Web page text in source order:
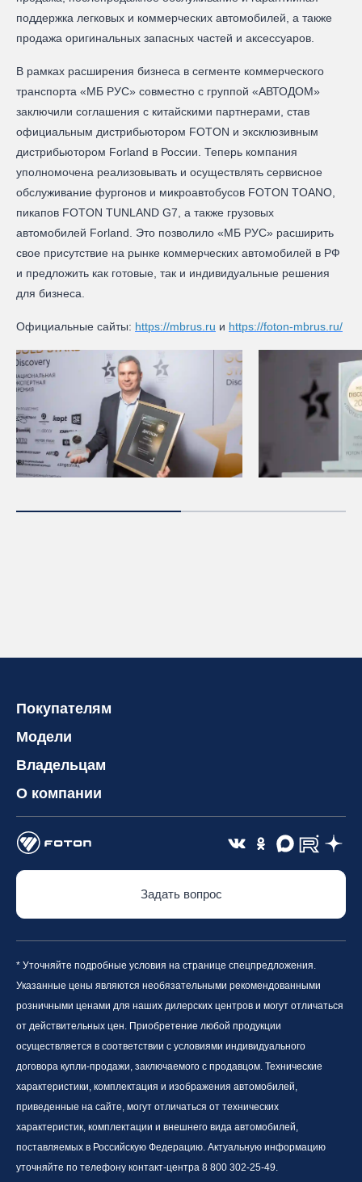
поддержка легковых и коммерческих автомобилей, а также
продажа оригинальных запасных частей и аксессуаров.
В рамках расширения бизнеса в сегменте коммерческого
транспорта «МБ РУС» совместно с группой «АВТОДОМ»
заключили соглашения с китайскими партнерами, став
официальным дистрибьютором FOTON и эксклюзивным
дистрибьютором Forland в России. Теперь компания
уполномочена реализовывать и осуществлять сервисное
обслуживание фургонов и микроавтобусов FOTON TOANO,
пикапов FOTON TUNLAND G7, а также грузовых
автомобилей Forland. Это позволило «МБ РУС» расширить
свое присутствие на рынке коммерческих автомобилей в РФ
и предложить как готовые, так и индивидуальные решения
для бизнеса.
Официальные сайты: https://mbrus.ru и https://foton-mbrus.ru/
Покупателям
Модели
Владельцам
О компании
Задать вопрос
* Уточняйте подробные условия на странице спецпредложения.
Указанные цены являются необязательными рекомендованными
розничными ценами для наших дилерских центров и могут отличаться
от действительных цен. Приобретение любой продукции
осуществляется в соответствии с условиями индивидуального
договора купли-продажи, заключаемого с продавцом. Технические
характеристики, комплектация и изображения автомобилей,
приведенные на сайте, могут отличаться от технических
характеристик, комплектации и внешнего вида автомобилей,
поставляемых в Российскую Федерацию. Актуальную информацию
уточняйте по телефону контакт-центра 8 800 302-25-49.